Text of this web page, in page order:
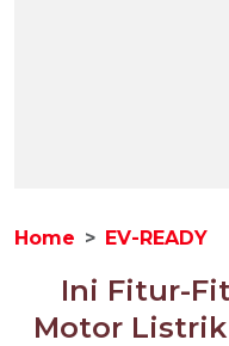
Home EV-READY
Ini Fitur-
Motor